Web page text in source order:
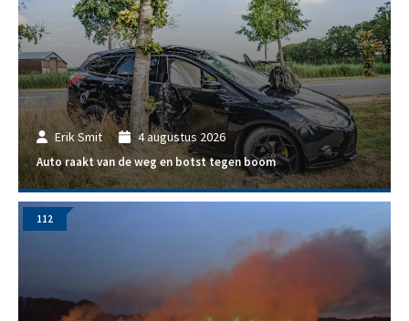
Erik Smit 4 augustus 2026
Auto raakt van de weg en botst tegen boom
112